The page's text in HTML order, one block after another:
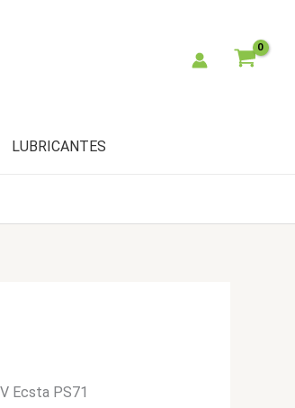
LUBRICANTES
Ecsta PS71